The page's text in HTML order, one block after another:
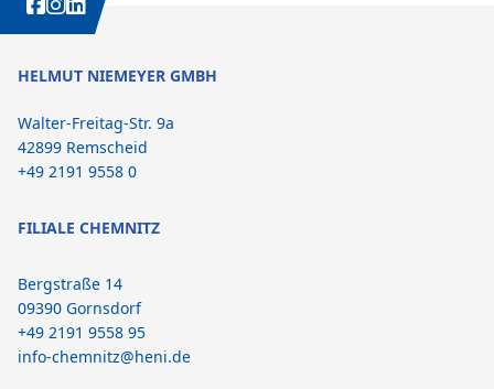
HELMUT NIEMEYER GMBH
Walter-Freitag-Str. 9a
42899 Remscheid
+49 2191 9558 0
FILIALE CHEMNITZ
Bergstraße 14
09390 Gornsdorf
+49 2191 9558 95
info-chemnitz@heni.de